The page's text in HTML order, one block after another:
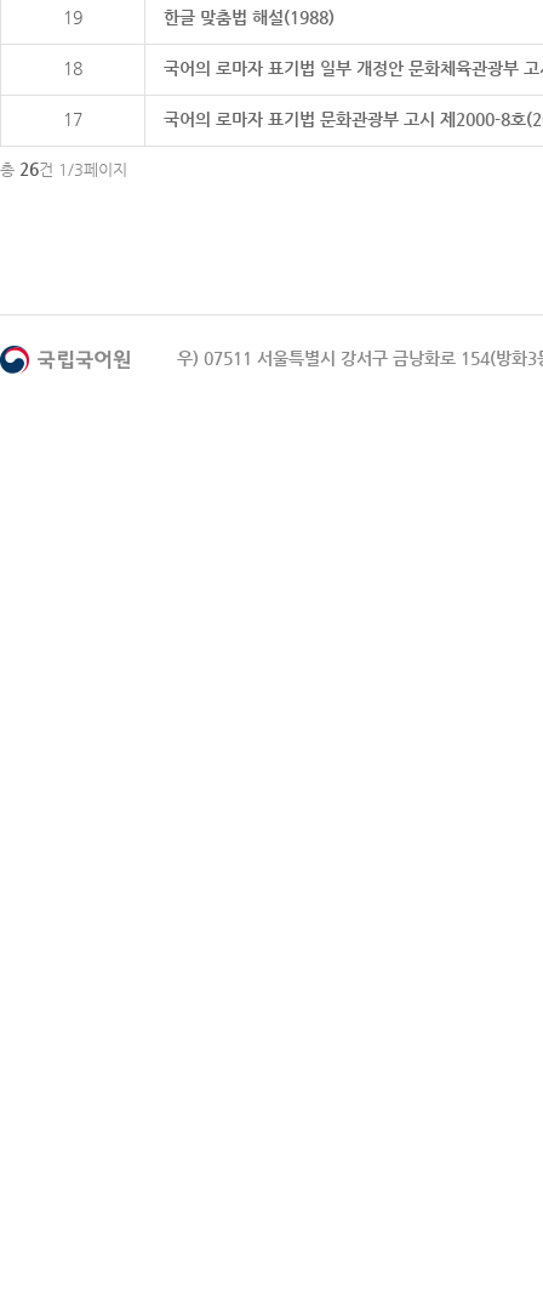
19 한글 맞춤법 해설(1988)
18 국어의 로마자 표기법 일부 개정안 문화체육관광부
17 국어의 로마자 표기법 문화관광부 고시 제2000-8호
총 26건 1/3페이지
우) 07511 서울특별시 강서구 금낭화로 154(방화3